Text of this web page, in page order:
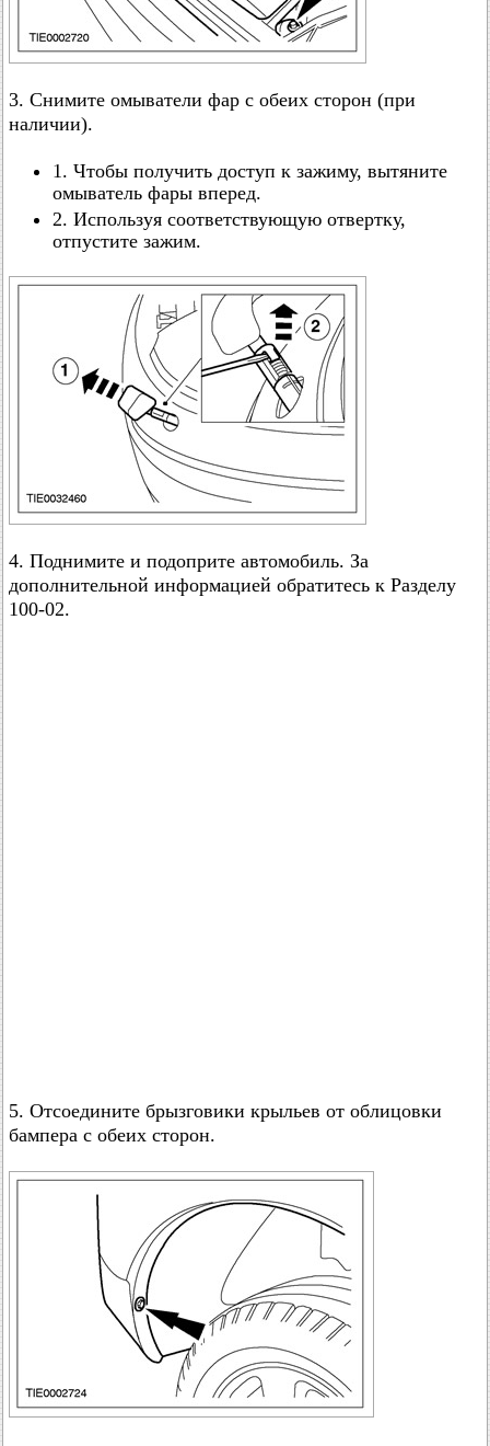
3. Снимите омыватели фар с обеих сторон (при
наличии).
1. Чтобы получить доступ к зажиму, вытяните
омыватель фары вперед.
2. Используя соответствующую отвертку,
отпустите зажим.
4. Поднимите и подоприте автомобиль. За
дополнительной информацией обратитесь к Разделу
100-02.
5. Отсоедините брызговики крыльев от облицовки
бампера с обеих сторон.